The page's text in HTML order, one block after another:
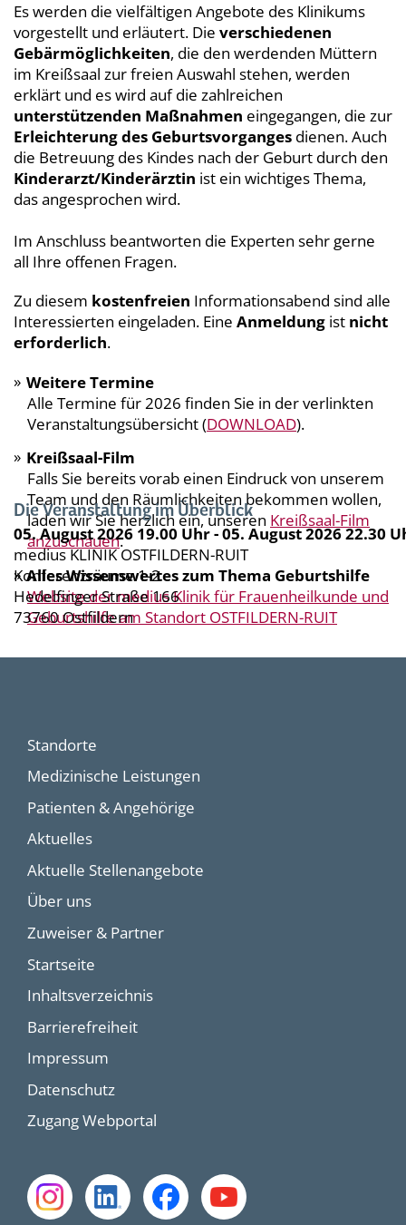
Die Veranstaltung im Überblick
05. August 2026 19.00 Uhr-05. August 2026 22.30
medius KLINIK OSTFILDERN-RUIT
Konferenzräume 1-2
Hedelfinger Straße 166
73760Ostfildern
Es werden die vielfältigen Angebote des Klinikums
vorgestellt und erläutert. Die verschiedenen
Gebärmöglichkeiten, die den werdenden Müttern
im Kreißsaal zur freien Auswahl stehen, werden
erklärt und es wird auf die zahlreichen
unterstützenden Maßnahmen eingegangen, die zur
Erleichterung des Geburtsvorganges dienen. Auch
die Betreuung des Kindes nach der Geburt durch den
Kinderarzt/Kinderärztin ist ein wichtiges Thema,
das angesprochen wird.
Im Anschluss beantworten die Experten sehr gerne
all Ihre offenen Fragen.
Zu diesem kostenfreien Informationsabend sind alle
Interessierten eingeladen. Eine Anmeldung ist nicht
erforderlich.
Weitere Termine
Alle Termine für 2026 finden Sie in der verlinkten
Veranstaltungsübersicht (DOWNLOAD).
Kreißsaal-Film
Falls Sie bereits vorab einen Eindruck von unserem
Team und den Räumlichkeiten bekommen wollen,
laden wir Sie herzlich ein, unseren Kreißsaal-Film
anzuschauen.
Alles Wissenswertes zum Thema Geburtshilfe
Website der medius Klinik für Frauenheilkunde und
Geburtshilfe am Standort OSTFILDERN-RUIT
Standorte
Medizinische Leistungen
Patienten & Angehörige
Aktuelles
Aktuelle Stellenangebote
Über uns
Zuweiser & Partner
Startseite
Inhaltsverzeichnis
Barrierefreiheit
Impressum
Datenschutz
Zugang Webportal